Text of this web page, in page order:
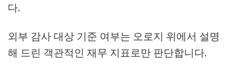
다.
외부 감사 대상 기준 여부는 오로지 위에서 설명
해 드린 객관적인 재무 지표로만 판단합니다.